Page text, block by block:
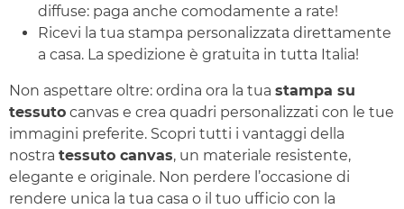
diffuse: paga anche comodamente a rate!
Ricevi la tua stampa personalizzata direttamente
a casa. La spedizione è gratuita in tutta Italia!
Non aspettare oltre: ordina ora la tua stampa su
tessuto canvas e crea quadri personalizzati con le tue
immagini preferite. Scopri tutti i vantaggi della
nostra tessuto canvas, un materiale resistente,
elegante e originale. Non perdere l’occasione di
rendere unica la tua casa o il tuo ufficio con la